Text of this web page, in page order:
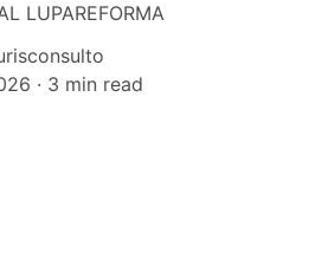
LUPAREFORMA
3 min read